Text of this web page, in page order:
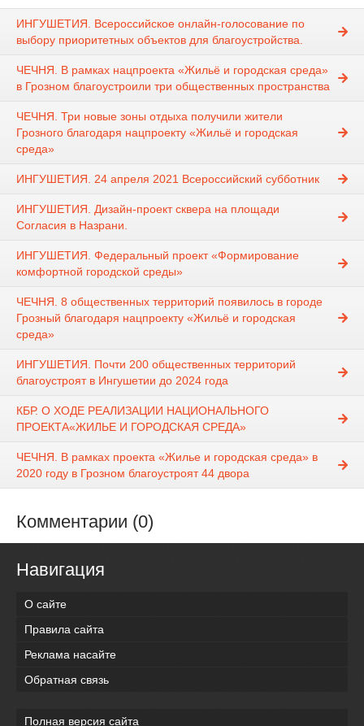
ИНГУШЕТИЯ. Всероссийское онлайн-голосование по
выбору приоритетных объектов для благоустройства.
ЧЕЧНЯ. В рамках нацпроекта «Жильё и городская среда»
в Грозном благоустроили три общественных пространства
ЧЕЧНЯ. Три новые зоны отдыха получили жители
Грозного благодаря нацпроекту «Жильё и городская
среда»
ИНГУШЕТИЯ. 24 апреля 2021 Всероссийский субботник
ИНГУШЕТИЯ. Дизайн-проект сквера на площади
Согласия в Назрани.⁣⁣⠀
ИНГУШЕТИЯ. Федеральный проект «Формирование
комфортной городской среды»
ЧЕЧНЯ. 8 общественных территорий появилось в городе
Грозный благодаря нацпроекту «Жильё и городская
среда»
ИНГУШЕТИЯ. Почти 200 общественных территорий
благоустроят в Ингушетии до 2024 года
КБР. О ХОДЕ РЕАЛИЗАЦИИ НАЦИОНАЛЬНОГО
ПРОЕКТА«ЖИЛЬЕ И ГОРОДСКАЯ СРЕДА»
ЧЕЧНЯ. В рамках проекта «Жилье и городская среда» в
2020 году в Грозном благоустроят 44 двора
Комментарии (0)
Навигация
О сайте
Правила сайта
Реклама насайте
Обратная связь
Полная версия сайта